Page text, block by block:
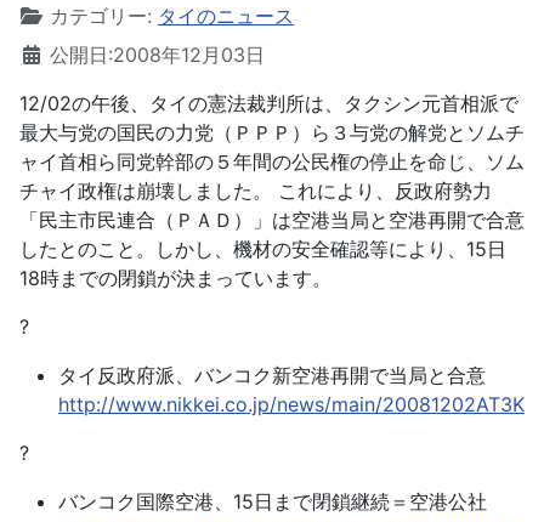
カテゴリー: タイのニュース
公開日:2008年12月03日
12/02の午後、タイの憲法裁判所は、タクシン元首相派で
最大与党の国民の力党（ＰＰＰ）ら３与党の解党とソムチ
ャイ首相ら同党幹部の５年間の公民権の停止を命じ、ソム
チャイ政権は崩壊しました。 これにより、反政府勢力
「民主市民連合（ＰＡＤ）」は空港当局と空港再開で合意
したとのこと。しかし、機材の安全確認等により、15日
18時までの閉鎖が決まっています。
?
タイ反政府派、バンコク新空港再開で当局と合意
http://www.nikkei.co.jp/news/main/
?
バンコク国際空港、15日まで閉鎖継続＝空港公社